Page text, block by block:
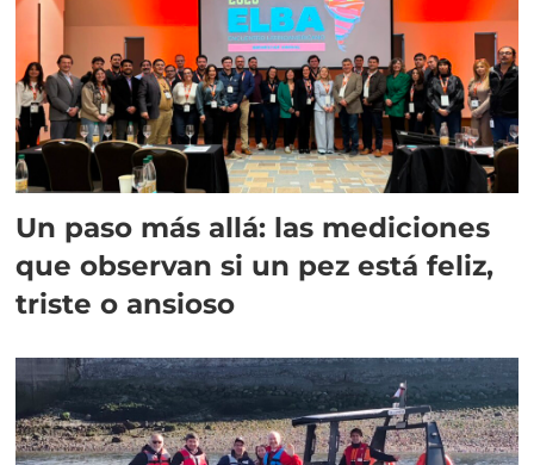
Un paso más allá: las mediciones
que observan si un pez está feliz,
triste o ansioso